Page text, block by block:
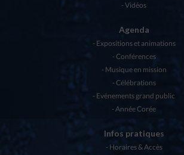
Vidéos
Agenda
Expositions et animations
Conférences
Musique en mission
Célébrations
Evénements grand public
Année Corée
Infos pratiques
Horaires & Accès